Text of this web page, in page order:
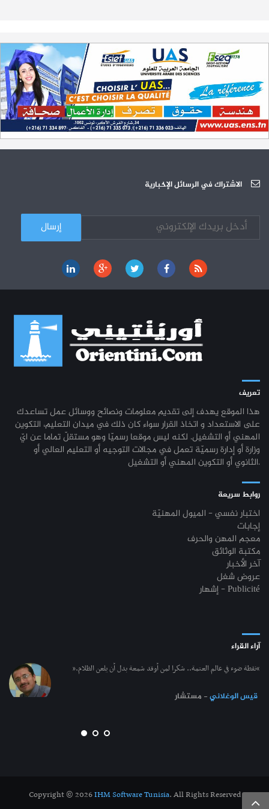
23-06
الترشح لمناظرة الالتحاق بالتكوين في مستوى مؤهل التقني السامي - دورة
سبتمبر 2023
31-12
L'Université Arabe des Sciences : Avis à tous les étudiant(e)s
12-05 200 منحة لطلبة الطب التونسيين في جامعة هارفارد ‏الأمريكية‏
26-10 الجامعة العربية للعلوم تونس (U.A.S) : عرض لآخر إصدارات دار اليمامة
03-10 الجامعة العربية للعلوم : دورة تكوينية
كل الأخبار
الاشتراك في الرسائل الإخبارية
تعريف
هذا الموقع يهدف إلى تقديم معلومات ونصائح ووسائل عمل تساعدك
على الاستعداد و اتخاذ القرار سواء كان ذلك في ميدان التعليم، التكوين
المهني أو التشغيل. لكنه ليس موقعا رسميّا وهو مستقلّ تماما عن ايّ
وزارة أو إدارة رسميّة تعمل في مجالات التوجيه أو التعليم العالي أو
الثانوي أو التكوين المهني أو التشغيل.
روابط سريعة
اختبار نفسي - الميول المهنيّة
إجابات
معجم المهن والحرف
مكتبة الوثائق
آخر الأخبار
عروض شغل
إشهار - Publicité
آراء القراء
“نقطة ضوء في عالم العتمة.. شكرا لمن أوقد شمعة بدل أن يلعن الظلام.”
قيس الوغلاني- مستشار
Copyright © 2026IHM Software Tunisia. All Rights Reserved